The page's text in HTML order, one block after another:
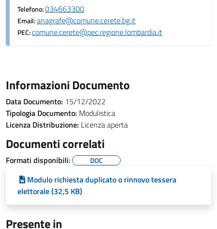
Telefono:034663300
Email:anagrafe@comune.cerete.bg.it
PEC:comune.cerete@pec.regione.lombardia.it
Informazioni Documento
Data Documento: 15/12/2022
Tipologia Documento: Modulistica
Licenza Distribuzione: Licenza aperta
Documenti correlati
Formati disponibili: DOC
Modulo richiesta duplicato o rinnovo tessera
elettorale (32,5 KB)
Presente in